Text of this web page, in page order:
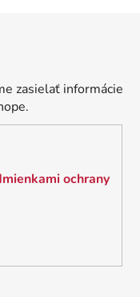
zasielať informácie
ochrany